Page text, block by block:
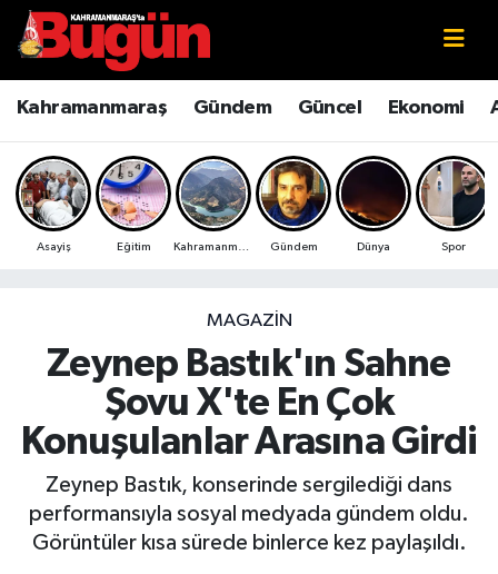
Kahramanmaraş Gündem Güncel Ekonomi
Asayiş Eğitim Gündem Dünya Spor
MAGAZIN
Zeynep Bastık'ın Sahne
Şovu X'te En Çok
Konuşulanlar Arasına Girdi
Zeynep Bastık, konserinde sergilediği dans
performansıyla sosyal medyada gündem oldu.
Görüntüler kısa sürede binlerce kez paylaşıldı.
Kahramanmaraş
Kahramanmaraş Sokak Röportajları
Bilim ve Teknoloji
Çevre
Ekonomi
Genel
Güncel
Haberde İnsan
Kahramanmaraş Nöbetçi Eczaneler
Kahramanmaraş Hava Durumu
Kahramanmaraş Namaz Vakitleri
Kahramanmaraş Trafik Yoğunluk Haritası
Süper Lig Puan Durumu ve Fikstür
Tüm Manşetler
Son Dakika Haberleri
Haber Arşivi